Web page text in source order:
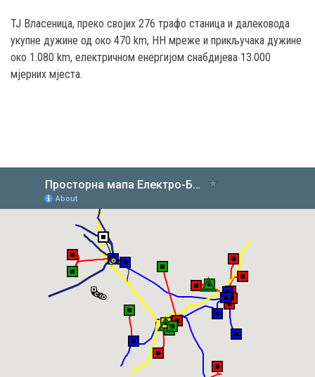
ТЈ Власеница, преко својих 276 трафо станица и далековода
укупне дужине од око 470 km, НН мреже и прикључака дужине
око 1.080 km, електричном енергијом снабдијева 13.000
мјерних мјеста.